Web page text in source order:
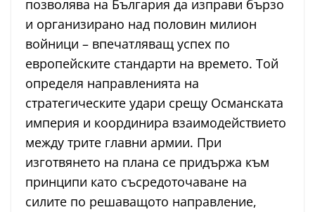
позволява на България да изправи бързо
и организирано над половин милион
войници – впечатляващ успех по
европейските стандарти на времето. Той
определя направленията на
стратегическите удари срещу Османската
империя и координира взаимодействието
между трите главни армии. При
изготвянето на плана се придържа към
принципи като съсредоточаване на
силите по решаващото направление,